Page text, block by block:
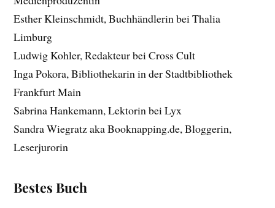
Esther Kleinschmidt, Buchhändlerin bei Thalia
Limburg
Ludwig Kohler, Redakteur bei Cross Cult
Inga Pokora, Bibliothekarin in der Stadtbibliothek
Frankfurt Main
Sabrina Hankemann, Lektorin bei Lyx
Sandra Wiegratz aka Booknapping.de, Bloggerin,
Leserjurorin
Bestes Buch